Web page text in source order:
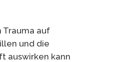
Trauma auf
und die
auswirken kann